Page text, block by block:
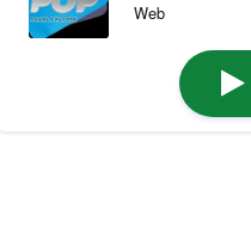
Web